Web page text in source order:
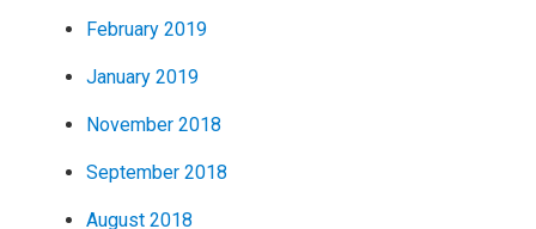
February 2019
January 2019
November 2018
September 2018
August 2018